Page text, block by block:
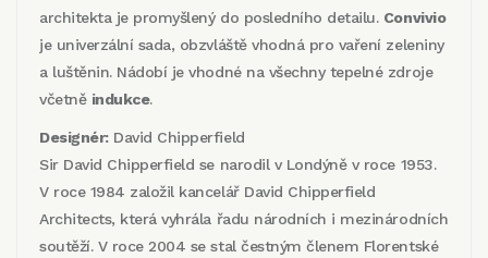
architekta je promyšlený do posledního detailu. Convivio
je univerzální sada, obzvláště vhodná pro vaření zeleniny
a luštěnin. Nádobí je vhodné na všechny tepelné zdroje
včetně indukce.
Designér:David Chipperfield
Sir David Chipperfield se narodil v Londýně v roce 1953.
V roce 1984 založil kancelář David Chipperfield
Architects, která vyhrála řadu národních i mezinárodních
soutěží. V roce 2004 se stal čestným členem Florentské